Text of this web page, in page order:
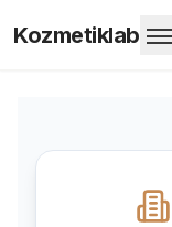
Kozmetiklab